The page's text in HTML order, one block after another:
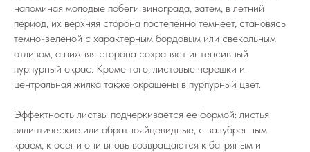
напоминая молодые побеги винограда, затем, в летний
период, их верхняя сторона постепенно темнеет, становясь
темно-зеленой с характерным бордовым или свекольным
отливом, а нижняя сторона сохраняет интенсивный
пурпурный окрас. Кроме того, листовые черешки и
центральная жилка также окрашены в пурпурный цвет.
Эффектность листвы подчеркивается ее формой: листья
эллиптические или обратнояйцевидные, с зазубренным
краем, к осени они вновь возвращаются к багряным и